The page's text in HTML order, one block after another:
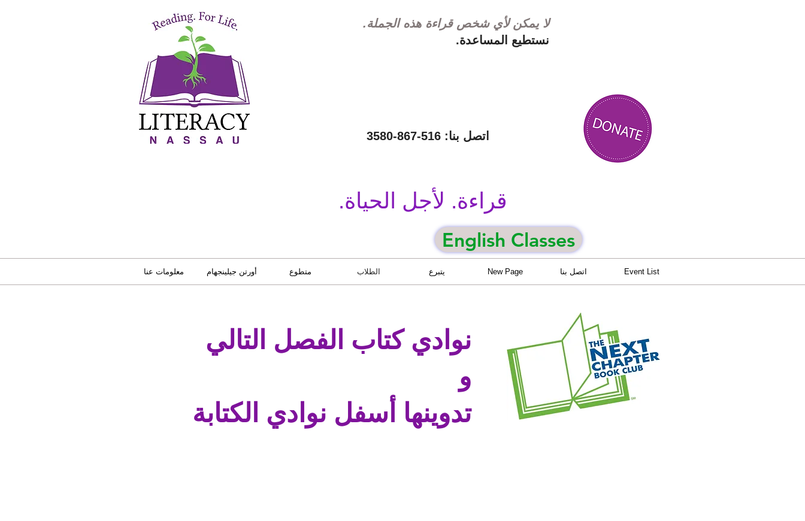
لا يمكن لأي شخص قراءة هذه الجملة.
نستطيع المساعدة.
اتصل بنا: 516-867-3580
قراءة. لأجل الحياة.
English Classes
معلومات عنا أورتن جيلينجهام متطوع الطلاب يتبرع New Page اتصل بنا Event List
نوادي كتاب الفصل التالي
و
تدوينها أسفل نوادي الكتابة